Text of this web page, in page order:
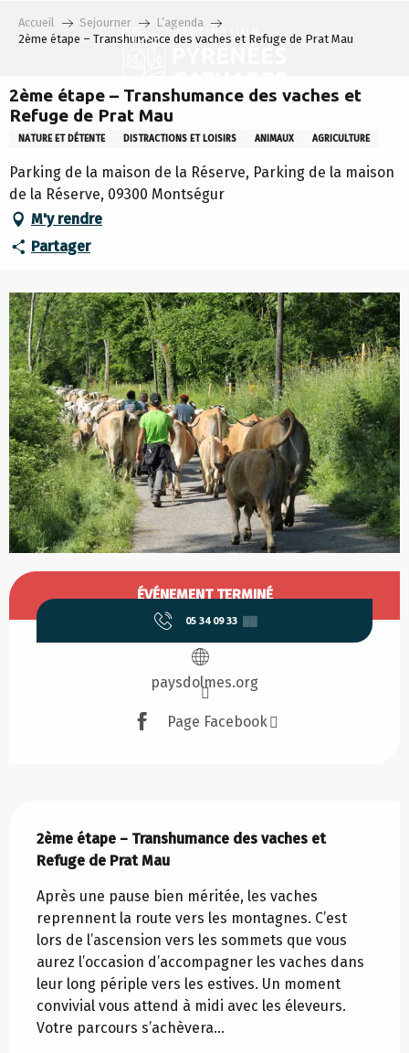
Accueil Sejourner
L’agenda
2ème étape – Transhumance des vaches et Refuge de Prat Mau
2ème étape – Transhumance des vaches et
Refuge de Prat Mau
NATURE ET DÉTENTE DISTRACTIONS ET LOISIRS ANIMAUX AGRICULTURE
Parking de la maison de la Réserve, Parking de la maison
de la Réserve, 09300 Montségur
M'y rendre
Partager
Ouverture et coordonnées
ÉVÉNEMENT TERMINÉ
05 34 09 33 ▒▒
paysdolmes.org
Page Facebook
2ème étape – Transhumance des vaches et
Refuge de Prat Mau
Après une pause bien méritée, les vaches
reprennent la route vers les montagnes. C’est
lors de l’ascension vers les sommets que vous
aurez l’occasion d’accompagner les vaches dans
leur long périple vers les estives. Un moment
convivial vous attend à midi avec les éleveurs.
Votre parcours s’achèvera...